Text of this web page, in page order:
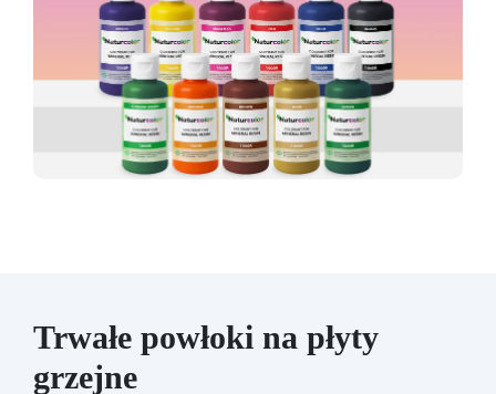
Trwałe powłoki na płyty
grzejne